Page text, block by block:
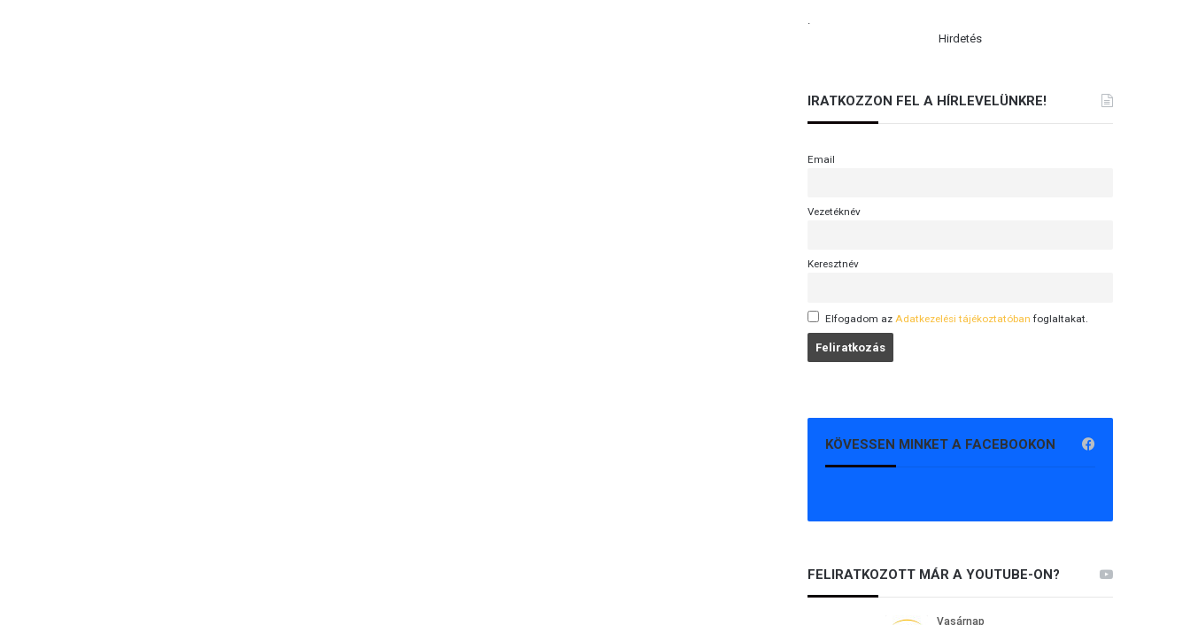
.
Hirdetés
IRATKOZZON FEL A HÍRLEVELÜNKRE!
Email
Vezetéknév
Keresztnév
Elfogadom az Adatkezelési tájékoztatóban foglaltakat.
KÖVESSEN MINKET A FACEBOOKON
FELIRATKOZOTT MÁR A YOUTUBE-ON?